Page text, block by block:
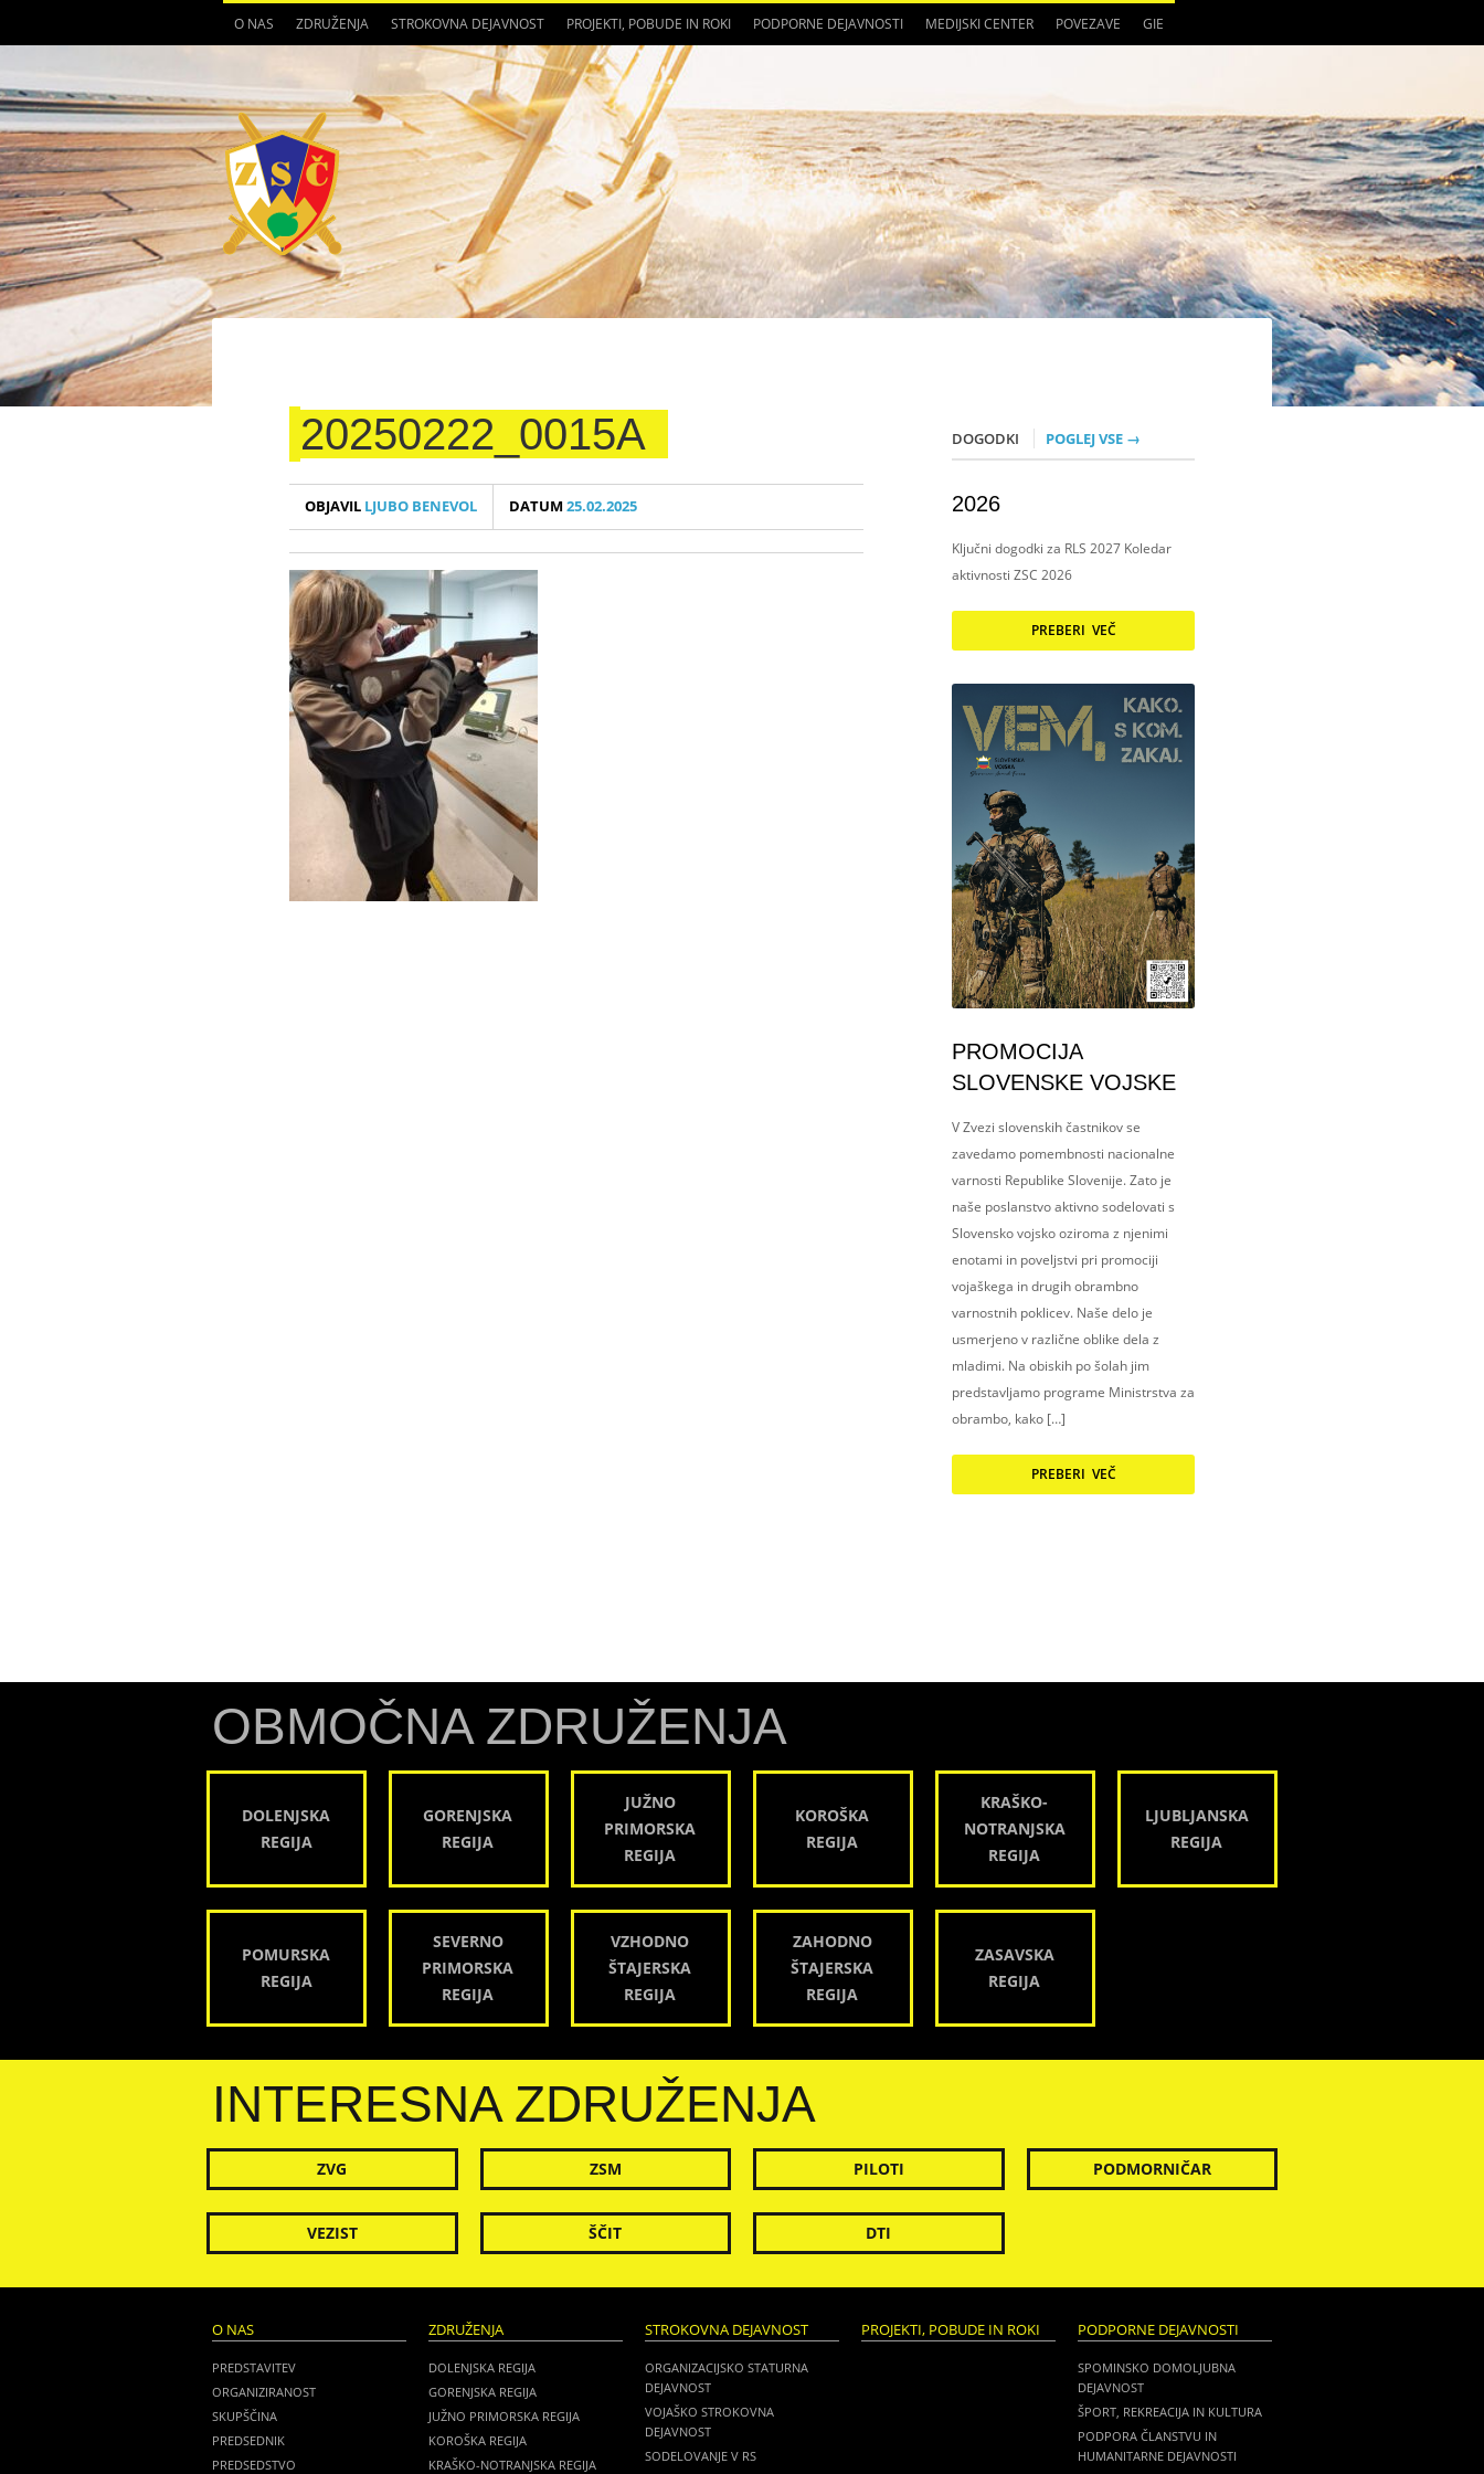
O NAS ZDRUŽENJA STROKOVNA DEJAVNOST PROJEKTI, POBUDE IN ROKI PODPORNE DEJAVNOSTI MEDIJSKI CENTER POVEZAVE GIE
20250222_0015A
OBJAVIL LJUBO BENEVOL DATUM25.02.2025
DOGODKI POGLEJ VSE →
2026
Ključni dogodki za RLS 2027 Koledar
aktivnosti ZSC 2026
PREBERI VEČ
PROMOCIJA
SLOVENSKE VOJSKE
V Zvezi slovenskih častnikov se
zavedamo pomembnosti nacionalne
varnosti Republike Slovenije. Zato je
naše poslanstvo aktivno sodelovati s
Slovensko vojsko oziroma z njenimi
enotami in poveljstvi pri promociji
vojaškega in drugih obrambno
varnostnih poklicev. Naše delo je
usmerjeno v različne oblike dela z
mladimi. Na obiskih po šolah jim
predstavljamo programe Ministrstva za
obrambo, kako […]
PREBERI VEČ
OBMOČNA ZDRUŽENJA
DOLENJSKA
REGIJA
GORENJSKA
REGIJA
JUŽNO
PRIMORSKA
REGIJA
KOROŠKA
REGIJA
KRAŠKO-
NOTRANJSKA
REGIJA
LJUBLJANSKA
REGIJA
POMURSKA
REGIJA
SEVERNO
PRIMORSKA
REGIJA
VZHODNO
ŠTAJERSKA
REGIJA
ZAHODNO
ŠTAJERSKA
REGIJA
ZASAVSKA
REGIJA
INTERESNA ZDRUŽENJA
ZVG ZSM PILOTI PODMORNIČAR
VEZIST ŠČIT DTI
O NAS
PREDSTAVITEV
ORGANIZIRANOST
SKUPŠČINA
PREDSEDNIK
PREDSEDSTVO
ZDRUŽENJA
DOLENJSKA REGIJA
GORENJSKA REGIJA
JUŽNO PRIMORSKA REGIJA
KOROŠKA REGIJA
KRAŠKO-NOTRANJSKA REGIJA
STROKOVNA DEJAVNOST
ORGANIZACIJSKO STATURNA
DEJAVNOST
VOJAŠKO STROKOVNA
DEJAVNOST
SODELOVANJE V RS
PROJEKTI, POBUDE IN ROKI PODPORNE DEJAVNOSTI
SPOMINSKO DOMOLJUBNA
DEJAVNOST
ŠPORT, REKREACIJA IN KULTURA
PODPORA ČLANSTVU IN
HUMANITARNE DEJAVNOSTI